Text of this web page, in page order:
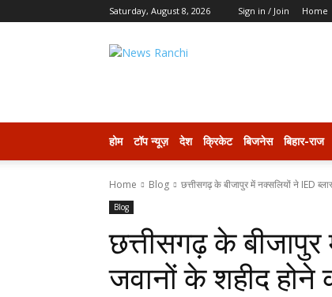
Saturday, August 8, 2026 Sign in / Join Home
होम टॉप न्यूज़ देश क्रिकेट बिजनेस बिहार-राज
Home Blog छत्तीसगढ़ के बीजापुर में नक्सलियों ने IED
Blog
छत्तीसगढ़ के
जवानों के शहीद होने